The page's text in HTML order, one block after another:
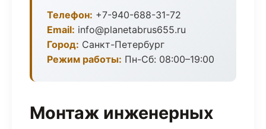
Телефон: +7-940-688-31-72
Email: info@planetabrus655.ru
Город: Санкт-Петербург
Режим работы: Пн-Сб: 08:00–19:00
Монтаж инженерных